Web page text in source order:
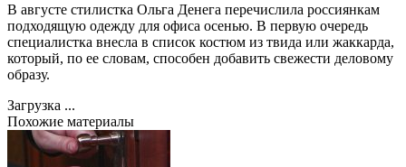
В августе стилистка Ольга Денега перечислила россиянкам
подходящую одежду для офиса осенью. В первую очередь
специалистка внесла в список костюм из твида или жаккарда,
который, по ее словам, способен добавить свежести деловому
образу.
Загрузка ...
Похожие материалы